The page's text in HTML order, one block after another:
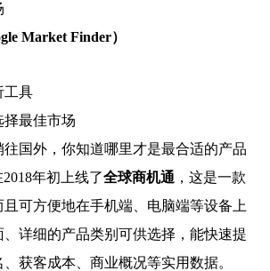
Market Finder）
工具
择最佳市场
国外，你知道哪里才是最合适的产品
年初上线了全球商机通 ，这是一款
可方便地在手机端、电脑端等设备上
详细的产品类别可供选择，能快速提
获客成本、商业概况等实用数据。